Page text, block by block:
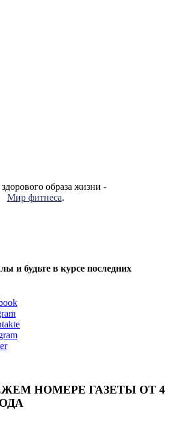
образа жизни -
Мир фитнеса.
и будьте в курсе последних
НОМЕРЕ ГАЗЕТЫ ОТ 4